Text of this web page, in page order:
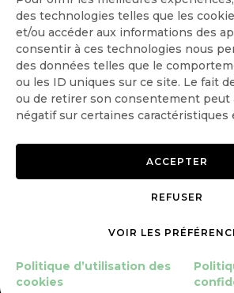
des technologies telles que les
et/ou accéder aux informations des
consentir à ces technologies nous
des données telles que le
ou les ID uniques sur ce site. Le fait
ou de retirer son consentement peut
négatif sur certaines caractéristiques
ACCEPTER
REFUSER
VOIR LES
Politique d’utilisation des
cookies
Quotidienne
Hebdo
OK